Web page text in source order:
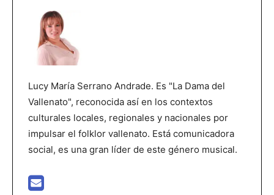
Lucy María Serrano Andrade. Es "La Dama del
Vallenato", reconocida así en los contextos
culturales locales, regionales y nacionales por
impulsar el folklor vallenato. Está comunicadora
social, es una gran líder de este género musical.